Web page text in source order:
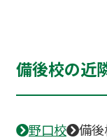
備後校の近
野口校 備